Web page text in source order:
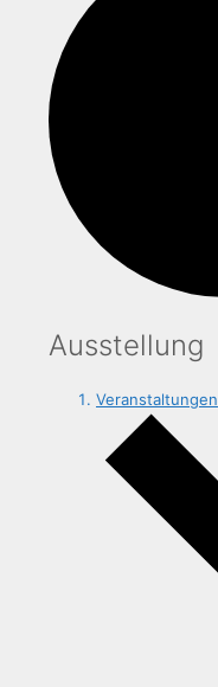
Ausstellung
Veranstaltungen